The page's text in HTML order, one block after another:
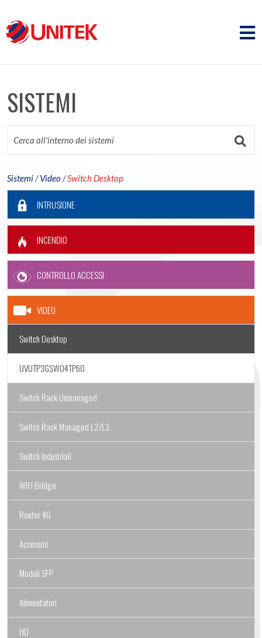
SISTEMI
Sistemi/Video/Switch Desktop
INTRUSIONE
INCENDIO
CONTROLLO ACCESSI
VIDEO
Switch Desktop
UVUTP3GSW04TP60
Switch Rack Unmanaged
Switch Rack Managed L2/L3
Switch Industriali
WIFI Bridge
Router 4G
Accessori
Moduli SFP
Alimentatori
HD